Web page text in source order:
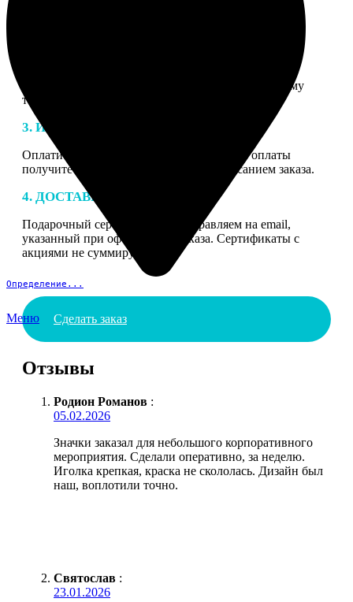
Определение...
Меню
специалисты могут связаться с Вами по указанному
телефону или email для согласования деталей.
3. ИЗГОТОВЛЕНИЕ
Оплатите заказ банковской картой. После оплаты
получите подтверждение на email с описанием заказа.
4. ДОСТАВКА И ОПЛАТА
Подарочный сертификат мы отправляем на email,
указанный при оформлении заказа. Сертификаты с
акциями не суммируются.
Сделать заказ
Отзывы
Родион Романов :
05.02.2026
Значки заказал для небольшого корпоративного
мероприятия. Сделали оперативно, за неделю.
Иголка крепкая, краска не скололась. Дизайн был
наш, воплотили точно.
Святослав :
23.01.2026